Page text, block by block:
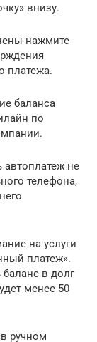
внизу.
нажмите
платежа.
баланса
по
не
телефона,
на услуги
платеж».
баланс в долг
менее 50
ручном